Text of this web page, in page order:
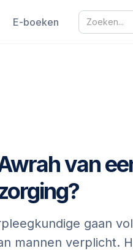
E-boeken
van
gaan
mannen verplicht.